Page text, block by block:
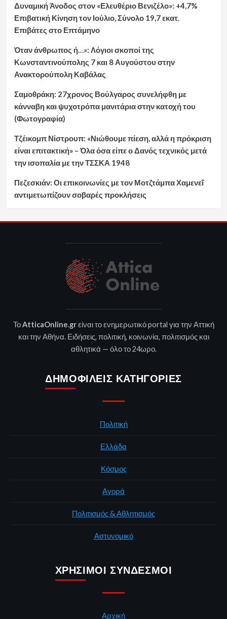
Δυναμική Άνοδος στον «Ελευθέριο Βενιζέλο»: +4,7%
Επιβατική Κίνηση τον Ιούλιο, Σύνολο 19,7 εκατ.
Επιβάτες στο Επτάμηνο
Όταν άνθρωπος ή…»: Λόγιοι σκοποί της
Κωνσταντινούπολης 7 και 8 Αυγούστου στην
Ανακτορούπολη Καβάλας
Σαμοθράκη: 27χρονος Βούλγαρος συνελήφθη με
κάνναβη και ψυχοτρόπα μανιτάρια στην κατοχή του
(Φωτογραφία)
Τζέικομπ Νίστρουπ: «Νιώθουμε πίεση, αλλά η πρόκριση
είναι επιτακτική» – Όλα όσα είπε ο Δανός τεχνικός μετά
την ισοπαλία με την ΤΣΣΚΑ 1948
Πεζεσκιάν: Οι επικοινωνίες με τον Μοτζτάμπα Χαμενεΐ
αντιμετωπίζουν σοβαρές προκλήσεις
ΤοAtticaOnline.grείναι το ενημερωτικό portal για την Αττική
και την Αθήνα. Ειδήσεις, πολιτική, κοινωνία, πολιτισμός και
αθλητικά — όλο το 24ωρο.
ΔΗΜΟΦΙΛΕΊΣ ΚΑΤΗΓΟΡΊΕΣ
Πολιτική
Ελλάδα
Κόσμος
Αγορά
Πολιτισμός & Αθλητισμός
Αστυνομικό
ΧΡΉΣΙΜΟΙ ΣΎΝΔΕΣΜΟΙ
Αρχική